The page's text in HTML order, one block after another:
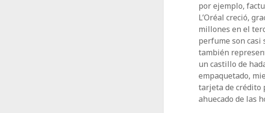
por ejemplo,
L’Oréal creció,
millones en el
perfume son casi
también
un castillo de
empaquetado,
tarjeta de crédito
ahuecado de las